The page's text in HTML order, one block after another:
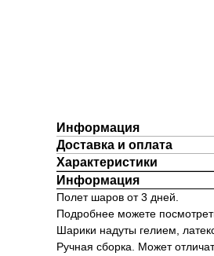
Информация
Доставка и оплата
Характеристики
Информация
Полет шаров от 3 дней.
Подробнее можете
Шарики надуты гелием,
Ручная сборка. Может